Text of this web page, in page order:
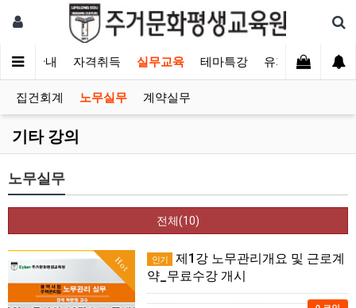
교육안내 자격취득 실무교육 테마특강 유지보수 내
집건회계 노무실무 계약실무
기타 강의
노무실무
전체(10)
Hot 인기
제1강 노무관리개요 및 근로계
약_무료수강 개시